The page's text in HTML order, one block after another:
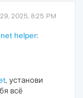
2025, 8:25 PM
helper:
, установи
всё